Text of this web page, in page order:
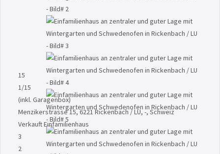
15
1/15
(inkl. Garagenbox)
Menzikerstrasse 15, 6221 Rickenbach / LU, -, Schweiz
VerkauftEinfamilienhaus
3
2